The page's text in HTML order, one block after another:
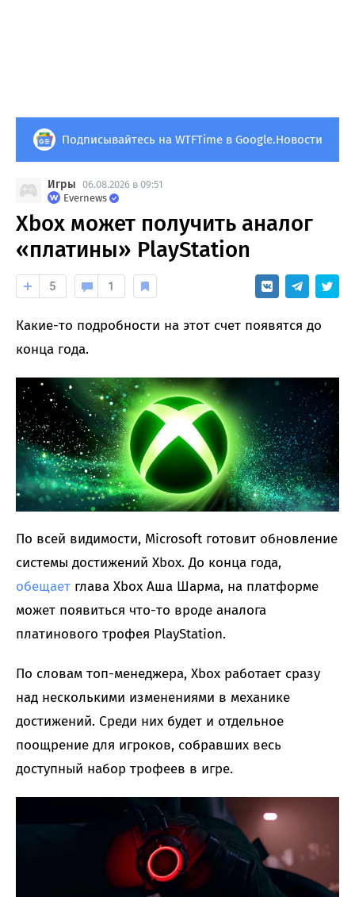
Подписывайтесь на WTFTime в Google.Новости
Игры 06.08.2026 в 09:51
Evernews
Xbox может получить аналог
«платины» PlayStation
5 1
Какие-то подробности на этот счет появятся до
конца года.
По всей видимости, Microsoft готовит обновление
системы достижений Xbox. До конца года,
обещает глава Xbox Аша Шарма, на платформе
может появиться что-то вроде аналога
платинового трофея PlayStation.
По словам топ-менеджера, Xbox работает сразу
над несколькими изменениями в механике
достижений. Среди них будет и отдельное
поощрение для игроков, собравших весь
доступный набор трофеев в игре.